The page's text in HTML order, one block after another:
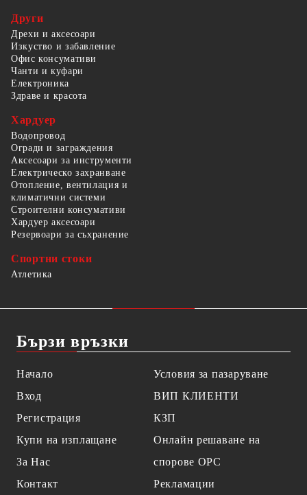
Други
Дрехи и аксесоари
Изкуство и забавление
Офис консумативи
Чанти и куфари
Електроника
Здраве и красота
Хардуер
Водопровод
Огради и заграждения
Аксесоари за инструменти
Електрическо захранване
Отопление, вентилация и
климатични системи
Строителни консумативи
Хардуер аксесоари
Резервоари за съхранение
Спортни стоки
Атлетика
Бързи връзки
Начало
Вход
Регистрация
Купи на изплащане
За Нас
Контакт
Условия за пазаруване
ВИП КЛИЕНТИ
КЗП
Онлайн решаване на
спорове OPC
Рекламации